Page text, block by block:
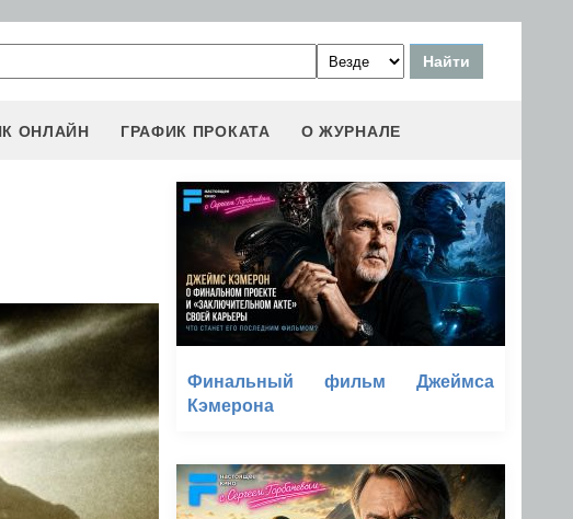
ОНЛАЙН ГРАФИК ПРОКАТА О ЖУРНАЛЕ
Финальный фильм Джеймса
Кэмерона